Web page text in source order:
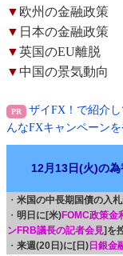
▼ 欧州の金融政策
▼ 日本の金融政策
▼英国のEU離脱
▼ 中国の景気動向
ザイFX！で紹介
んなFXキャンペーン
12月13日(火)の
・ 米国の中長期国債の入
・ 明日に[米)FOMC政策金
ンFRB議長の記者会見]を
・ 来週(20日)に[日) 日銀金